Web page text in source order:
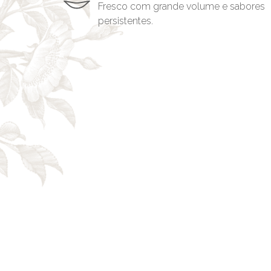
Fresco com grande volume e sabores
persistentes.